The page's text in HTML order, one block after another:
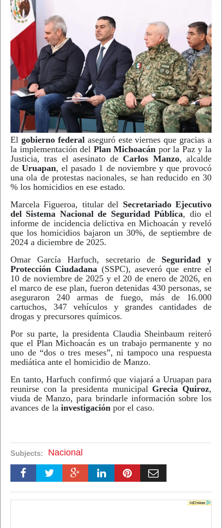
El gobierno federalaseguró este viernes que gracias a
la implementación del Plan Michoacán por la Paz y la
Justicia, tras el asesinato de Carlos Manzo, alcalde
deUruapan, el pasado 1 de noviembre y que provocó
una ola de protestas nacionales, se han reducido en 30
% los homicidios en ese estado.
Marcela Figueroa, titular del Secretariado Ejecutivo
del Sistema Nacional de Seguridad Pública, dio el
informe de incidencia delictiva en Michoacán y reveló
que los homicidios bajaron un 30%, de septiembre de
2024 a diciembre de 2025.
Omar García Harfuch, secretario de Seguridad y
Protección Ciudadana (SSPC), aseveró que entre el
10 de noviembre de 2025 y el 20 de enero de 2026, en
el marco de ese plan, fueron detenidas 430 personas, se
aseguraron 240 armas de fuego, más de 16.000
cartuchos, 347 vehículos y grandes cantidades de
drogas y precursores químicos.
Por su parte, la presidenta Claudia Sheinbaum reiteró
que el Plan Michoacán es un trabajo permanente y no
uno de “dos o tres meses”, ni tampoco una respuesta
mediática ante el homicidio de Manzo.
En tanto, Harfuch confirmó que viajará a Uruapan para
reunirse con la presidenta municipal Grecia Quiroz,
viuda de Manzo, para brindarle información sobre los
avances de la investigación por el caso.
Subjects: Nacional